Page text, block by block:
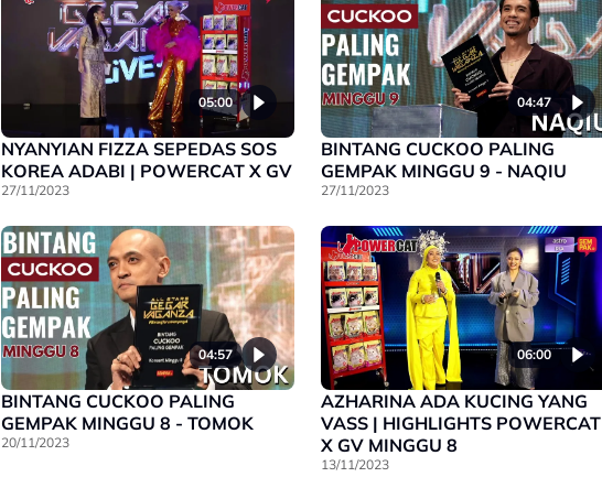
05:00
NYANYIAN FIZZA SEPEDAS SOS
KOREA ADABI | POWERCAT X GV
27/11/2023
04:47
BINTANG CUCKOO PALING
GEMPAK MINGGU 9 - NAQIU
27/11/2023
04:57
BINTANG CUCKOO PALING
GEMPAK MINGGU 8 - TOMOK
20/11/2023
06:00
AZHARINA ADA KUCING YANG
VASS | HIGHLIGHTS POWERCAT
X GV MINGGU 8
13/11/2023